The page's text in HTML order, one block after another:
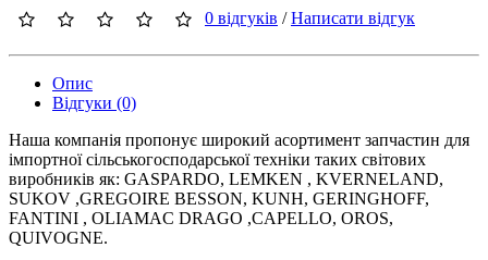
0 відгуків /Написати відгук
Опис
Відгуки (0)
Наша компанія пропонує широкий асортимент запчастин для
імпортної сільськогосподарської техніки таких світових
виробників як: GASPARDO, LEMKEN , KVERNELAND,
SUKOV ,GREGOIRE BESSON, KUNH, GERINGHOFF,
FANTINI , OLIAMAC DRAGO ,CAPELLO, OROS,
QUIVOGNE.